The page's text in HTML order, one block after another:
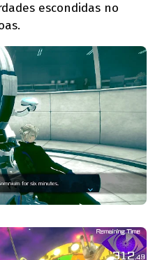
escondidas no